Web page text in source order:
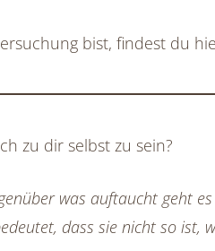
bist, findest du
zu dir selbst zu sein?
was auftaucht geht
dass sie nicht so ist,